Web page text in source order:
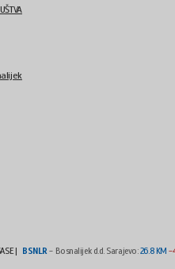
| BSNLR- Bosnalijek d.d. Sarajevo:26.8 KM -